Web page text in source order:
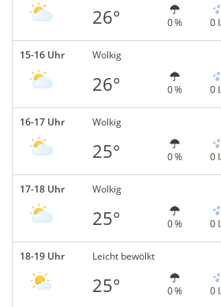
26° 0 % 0
15-16 Uhr Wolkig
26° 0 % 0
16-17 Uhr Wolkig
25° 0 % 0
17-18 Uhr Wolkig
25° 0 % 0
18-19 Uhr Leicht bewölkt
25° 0 % 0